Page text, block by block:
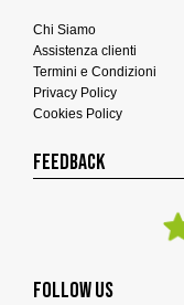
Chi Siamo
Assistenza clienti
Termini e Condizioni
Privacy Policy
Cookies Policy
FEEDBACK
FOLLOW US